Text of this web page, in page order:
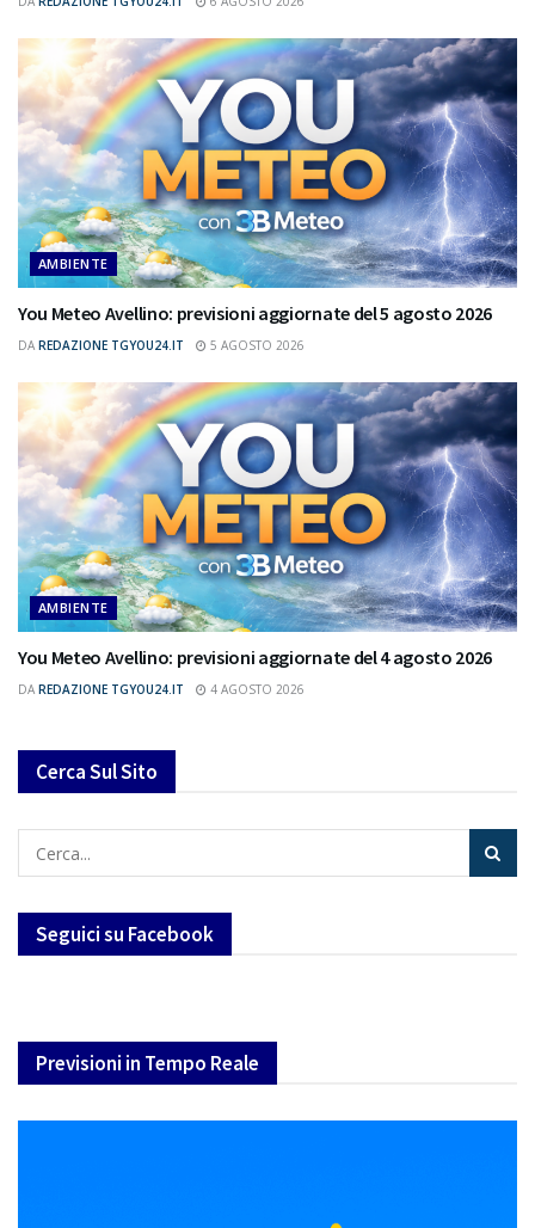
AMBIENTE
You Meteo Avellino: previsioni aggiornate del 5 agosto 2026
DA REDAZIONE TGYOU24.IT 5 AGOSTO 2026
AMBIENTE
You Meteo Avellino: previsioni aggiornate del 4 agosto 2026
DA REDAZIONE TGYOU24.IT 4 AGOSTO 2026
Cerca Sul Sito
Seguici su Facebook
Previsioni in Tempo Reale